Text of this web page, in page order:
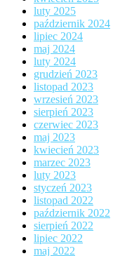
luty 2025
październik 2024
lipiec 2024
maj 2024
luty 2024
grudzień 2023
listopad 2023
wrzesień 2023
sierpień 2023
czerwiec 2023
maj 2023
kwiecień 2023
marzec 2023
luty 2023
styczeń 2023
listopad 2022
październik 2022
sierpień 2022
lipiec 2022
maj 2022